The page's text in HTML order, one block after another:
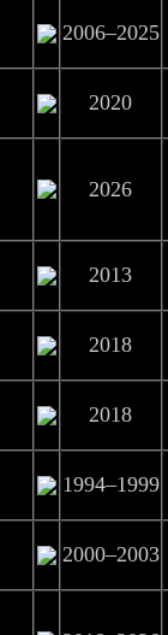
2006–2025
2020
2026
2013
2018
2018
1994–1999
2000–2003